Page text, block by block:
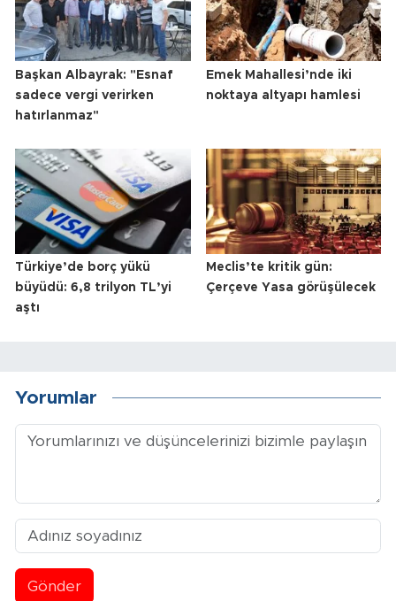
Başkan Albayrak: "Esnaf
sadece vergi verirken
hatırlanmaz"
Emek Mahallesi’nde iki
noktaya altyapı hamlesi
Türkiye’de borç yükü
büyüdü: 6,8 trilyon TL’yi
aştı
Meclis’te kritik gün:
Çerçeve Yasa görüşülecek
Yorumlar
Gönder